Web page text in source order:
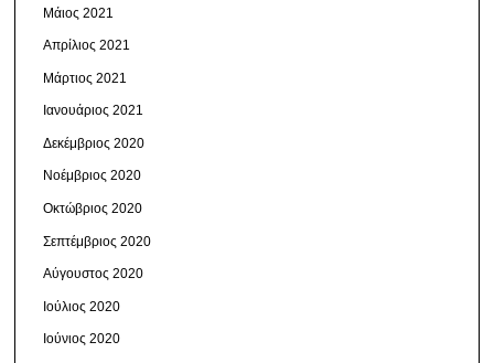
Μάιος 2021
Απρίλιος 2021
Μάρτιος 2021
Ιανουάριος 2021
Δεκέμβριος 2020
Νοέμβριος 2020
Οκτώβριος 2020
Σεπτέμβριος 2020
Αύγουστος 2020
Ιούλιος 2020
Ιούνιος 2020